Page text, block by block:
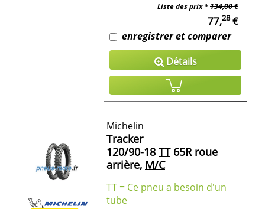
Liste des prix *134,00 €
77,28€
enregistrer et comparer
Détails
Michelin
Tracker
120/90-18 TT65R roue
arrière, M/C
TT = Ce pneu a besoin d'un
tube